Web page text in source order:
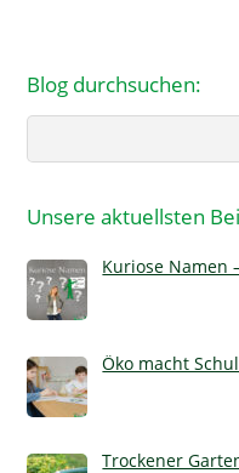
Blog durchsuchen:
Unsere aktuellsten
Kuriose Namen
Öko macht
Trockener